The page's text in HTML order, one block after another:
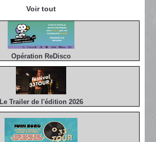
Voir tout
Opération ReDisco
Le Trailer de l'édition 2026